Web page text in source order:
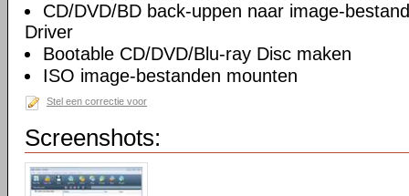
CD/DVD/BD back-uppen naar image-
Driver
Bootable CD/DVD/Blu-ray Disc maken
ISO image-bestanden mounten
Stel een correctie voor
Screenshots: